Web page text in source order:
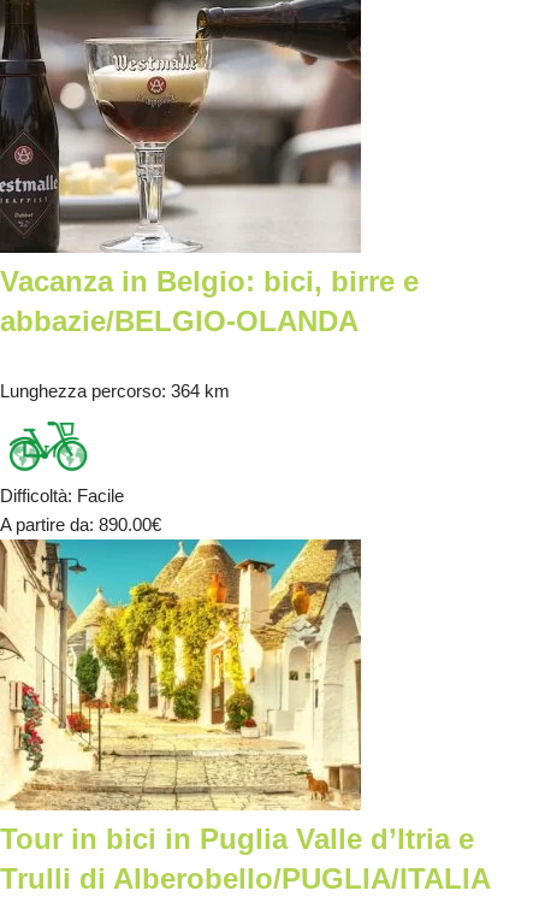
Vacanza in Belgio: bici, birre e
abbazie/BELGIO-OLANDA
Lunghezza percorso: 364 km
Difficoltà: Facile
A partire da: 890.00€
Tour in bici in Puglia Valle d’Itria e
Trulli di Alberobello/PUGLIA/ITALIA